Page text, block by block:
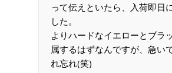
って伝えといたら、入荷即日
した。
よりハードなイエローとブラ
属するはずなんですが、急い
れ忘れ(笑)